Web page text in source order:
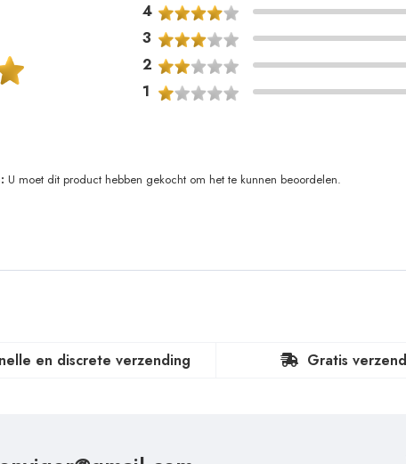
4
3
2
1
U moet dit product hebben gekocht om het te kunnen beoordelen.
en discrete verzending Gratis